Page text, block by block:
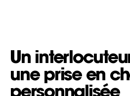
Un
une prise en